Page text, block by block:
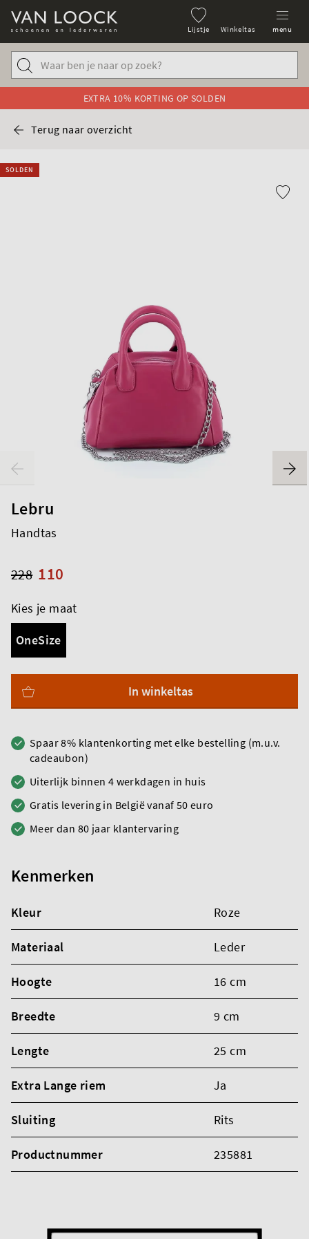
Lijstje Winkeltas menu
EXTRA 10% KORTING OP SOLDEN
Terug naar overzicht
SOLDEN
Lebru
Handtas
110
228
Kies je maat
OneSize
In winkeltas
Spaar 8% klantenkorting met elke bestelling (m.u.v.
cadeaubon)
Uiterlijk binnen 4 werkdagen in huis
Gratis levering in België vanaf 50 euro
Meer dan 80 jaar klantervaring
Kenmerken
Kleur Roze
Materiaal Leder
Hoogte 16 cm
Breedte 9 cm
Lengte 25 cm
Extra Lange riem Ja
Sluiting Rits
Productnummer 235881